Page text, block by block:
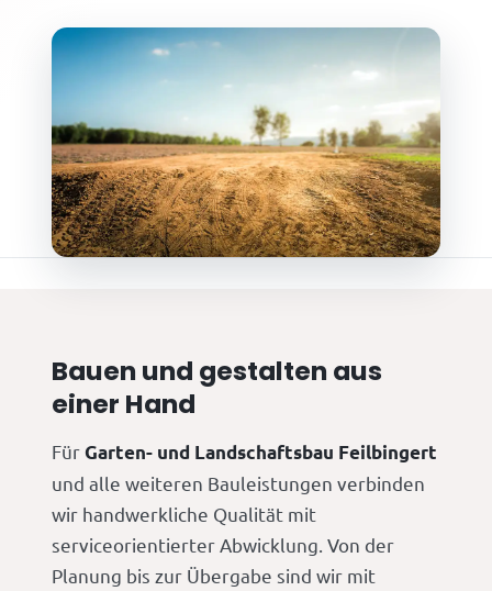
Bauen und gestalten aus
einer Hand
FürGarten- und Landschaftsbau Feilbingert
und alle weiteren Bauleistungen verbinden
wir handwerkliche Qualität mit
serviceorientierter Abwicklung. Von der
Planung bis zur Übergabe sind wir mit